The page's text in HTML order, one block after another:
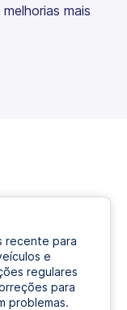
mais
recente para
e
regulares
para
problemas.